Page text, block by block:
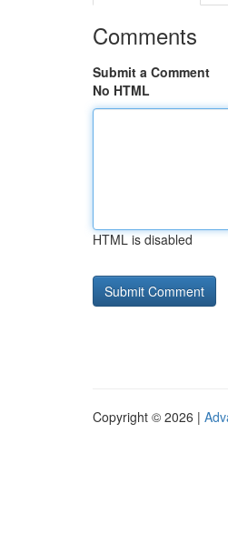
Comments
Submit a Comment
No HTML
HTML is disabled
Copyright © 2026 |